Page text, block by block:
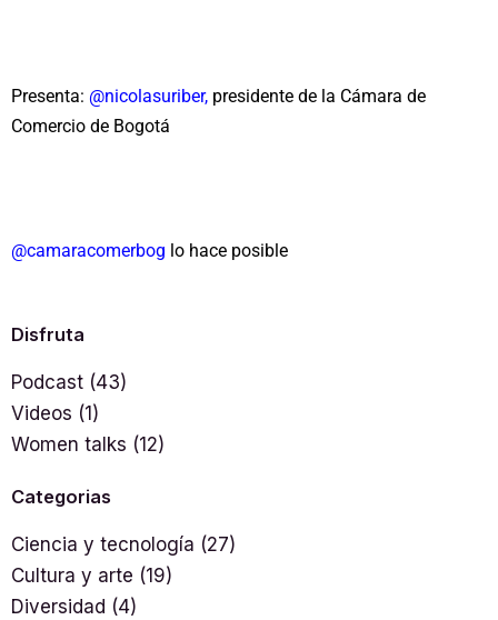
Presenta: @nicolasuriber, presidente de la Cámara de
Comercio de Bogotá
@camaracomerbog lo hace posible
Disfruta
Podcast (43)
Videos (1)
Women talks (12)
Categorias
Ciencia y tecnología (27)
Cultura y arte (19)
Diversidad (4)